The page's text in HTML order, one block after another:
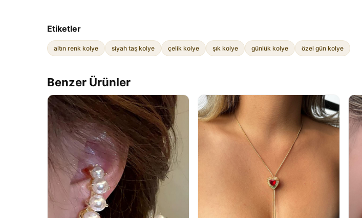
Etiketler
altın renk kolye siyah taş kolye çelik kolye şık kolye günlük kolye özel gün kolye
Benzer Ürünler